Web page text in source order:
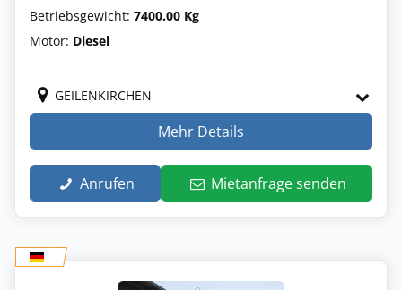
Betriebsgewicht: 7400.00 Kg
Motor: Diesel
GEILENKIRCHEN
Mehr Details
Anrufen Mietanfrage senden